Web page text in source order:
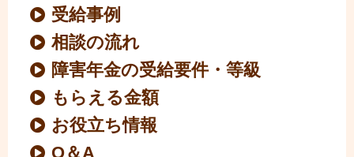
受給事例
相談の流れ
障害年金の受給要件・等級
もらえる金額
お役立ち情報
Q＆A